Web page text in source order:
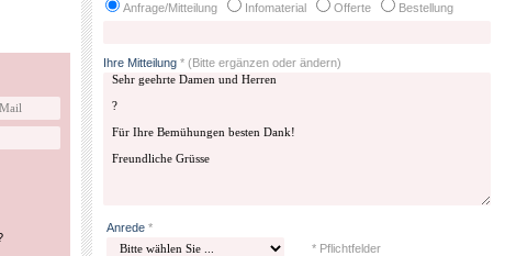
Anfrage/Mitteilung
Infomaterial Offerte Bestellung
Ihre Mitteilung * (Bitte ergänzen oder ändern)
Anrede *
* Pflichtfelder